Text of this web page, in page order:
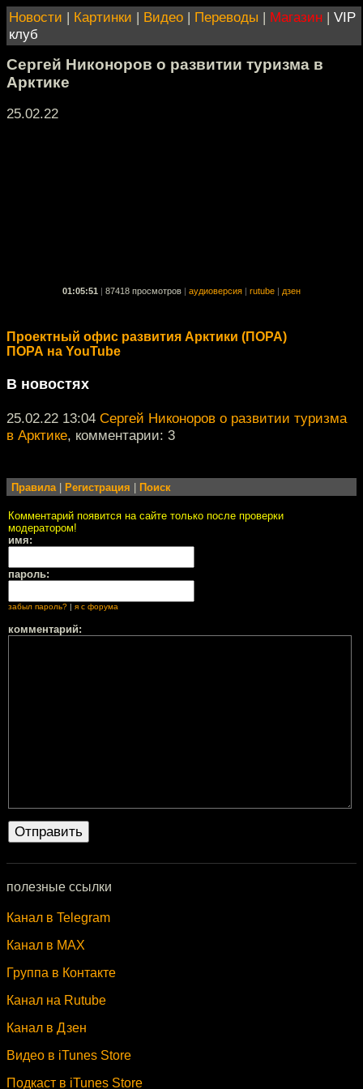
Новости | Картинки | Видео | Переводы | Магазин | VIP
клуб
Сергей Никоноров о развитии туризма в
Арктике
25.02.22
01:05:51 87418 просмотров аудиоверсия rutube дзен
Проектный офис развития Арктики (ПОРА)
ПОРА на YouTube
В новостях
25.02.22 13:04 Сергей Никоноров о развитии туризма
в Арктике, комментарии: 3
Правила| Регистрация Поиск
Комментарий появится на сайте только после проверки
модератором!
имя:
пароль:
забыл пароль? я с форума
комментарий:
полезные ссылки
Канал в Telegram
Канал в MAX
Группа в Контакте
Канал на Rutube
Канал в Дзен
Видео в iTunes Store
Подкаст в iTunes Store